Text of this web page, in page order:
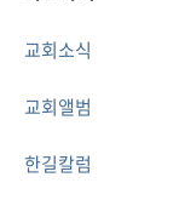
교회소식
교회앨범
한길칼럼